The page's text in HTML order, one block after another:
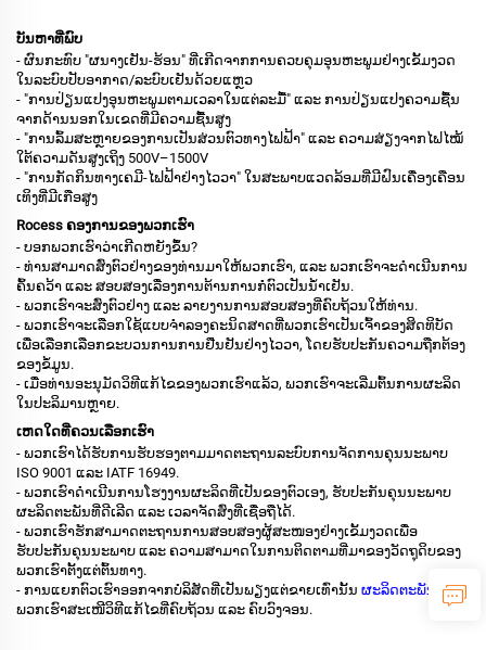
ບັນຫາທີ່ພົບ
- ຜົນກະທົບ "ຜນາງເຢັນ-ຮ້ອນ" ທີ່ເກີດຈາກການຄວບຄຸມອຸນຫະພູມຢ່າງເຂັ້ມງວດ
ໃນລະບົບປັບອາກາດ/ລະບົບເຢັນດ້ວຍແຫຼວ
- "ການປ່ຽນແປງອຸນຫະພູມຕາມເວລາໃນແຕ່ລະມື້" ແລະ ການປ່ຽນແປງຄວາມຊື້ນ
ຈາກດ້ານນອກໃນເຂດທີ່ມີຄວາມຊື້ນສູງ
- "ການລົ້ມສະຫຼາຍຂອງການເປັນສ່ວນຕົວທາງໄຟຟ້າ" ແລະ ຄວາມສ່ຽງຈາກໄຟໄໝ້
ໃຕ້ຄວາມດັນສູງເຖິງ 500V–1500V
- "ການກັດກິນທາງເຄມີ-ໄຟຟ້າຢ່າງໄວວາ" ໃນສະພາບແວດລ້ອມທີ່ມີຝົນເຄື່ອງເຄືອນ
ເທິງທີ່ມີເກືອສູງ
Rocess ຄອງການຂອງພວກເຮົາ
- ບອກພວກເຮົາວ່າເກີດຫຍັງຂຶ້ນ?
- ທ່ານສາມາດສົ່ງຕົວຢ່າງຂອງທ່ານມາໃຫ້ພວກເຮົາ, ແລະ ພວກເຮົາຈະດຳເນີນການ
ຄົ້ນຄວ້າ ແລະ ສອບສອງເລື່ອງການຕ້ານການກໍ່ຕົວເປັນນ້ຳເຢັນ.
- ພວກເຮົາຈະສົ່ງຕົວຢ່າງ ແລະ ລາຍງານການສອບສອງທີ່ຄົບຖ້ວນໃຫ້ທ່ານ.
- ພວກເຮົາຈະເລືອກໃຊ້ແບບຈຳລອງຄະນິດສາດທີ່ພວກເຮົາເປັນເຈົ້າຂອງສິດທິບັດ
ເພື່ອເລືອກເລືອກຂະບວນການການຢືນຢັນຢ່າງໄວວາ, ໂດຍຮັບປະກັນຄວາມຖືກຕ້ອງ
ຂອງຂໍ້ມູນ.
- ເມື່ອທ່ານອະນຸມັດວິທີແກ້ໄຂຂອງພວກເຮົາແລ້ວ, ພວກເຮົາຈະເລີ່ມຕົ້ນການຜະລິດ
ໃນປະລິມານຫຼາຍ.
ເຫດໃດທີ່ຄວນເລືອກເຮົາ
- ພວກເຮົາໄດ້ຮັບການຮັບຮອງຕາມມາດຕະຖານລະບົບການຈັດການຄຸນນະພາບ
ISO 9001 ແລະ IATF 16949.
- ພວກເຮົາດຳເນີນການໂຮງງານຜະລິດທີ່ເປັນຂອງຕົວເອງ, ຮັບປະກັນຄຸນນະພາບ
ຜະລິດຕະພັນທີ່ດີເລີດ ແລະ ເວລາຈັດສົ່ງທີ່ເຊື່ອຖືໄດ້.
- ພວກເຮົາຮັກສາມາດຕະຖານການສອບສອງຜູ້ສະໜອງຢ່າງເຂັ້ມງວດເພື່ອ
ຮັບປະກັນຄຸນນະພາບ ແລະ ຄວາມສາມາດໃນການຕິດຕາມທີ່ມາຂອງວັດຖຸດິບຂອງ
ພວກເຮົາຕັ້ງແຕ່ຕົ້ນທາງ.
- ການແຍກຕົວເຮົາອອກຈາກບໍລິສັດທີ່ເປັນພຽງແຕ່ຂາຍເທົ່ານັ້ນ ຜະລິດຕະພັນ
ພວກເຮົາສະເໜີວິທີແກ້ໄຂທີ່ຄົບຖ້ວນ ແລະ ຄົບວົງຈອນ.